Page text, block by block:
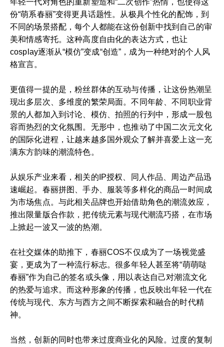
年轻一代对角色的重新塑造和“二次创作”热情，也使得这
份“萌系春丽”变得更具话题性。从极具个性化的配饰，到
不同的场景搭配，每个人都能在这份创新中找到自己的审
美和情感寄托。这种高度自由化的表达方式，也让
cosplay逐渐从“模仿”变成“创造”，成为一种绝对的个人风
格宣言。
更值得一提的是，粉丝群体的互动与传播，让这份热潮呈
现出多层次、多维度的繁荣局面。不同年龄、不同职业背
景的人都加入到讨论、模仿、拍照的行列中，形成一股包
容而热烈的文化氛围。无形中，也推动了中国二次元文化
的国际化进程，让越来越多国外观众了解并喜爱上这一充
满东方韵味的潮流特色。
从娱乐产业来看，相关的IP授权、同人作品、周边产品迅
速崛起。春丽拼图、手办、服装等多样化的商品一时间成
为市场焦点。与此相关品牌也开始借助角色的潮流效应，
推出限量版合作款，把传统元素与现代潮流巧搭，在市场
上掀起一波又一波的热潮。
在社交媒体的助推下，春丽COS不仅成为了一场视觉盛
宴，更成为了一种流行标志。很多年轻人甚至将“萌萌哒
春丽”作为自己的签名或头像，用以表达自己对潮流文化
的热爱与追求。而这种形象的传播，也反映出年轻一代在
传统与现代、东方与西方之间不断探索和融合的时代精
神。
当然，创新的同时也带来过度商业化的风险。过度的复制